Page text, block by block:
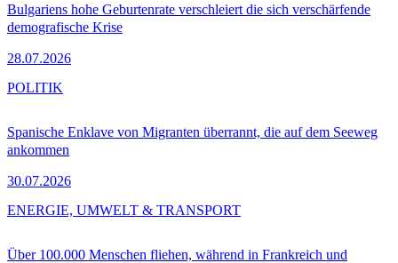
Bulgariens hohe Geburtenrate verschleiert die sich verschärfende
demografische Krise
28.07.2026
Spanische Enklave von Migranten überrannt, die auf dem Seeweg
ankommen
30.07.2026
POLITIK
Über 100.000 Menschen fliehen, während in Frankreich und
ENERGIE, UMWELT & TRANSPORT